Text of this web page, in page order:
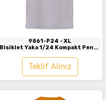
9861-P24 - XL
Bisiklet Yaka 1/24 Kompakt Penye
Teklif Alınız